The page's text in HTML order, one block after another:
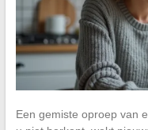
Een gemiste oproep van